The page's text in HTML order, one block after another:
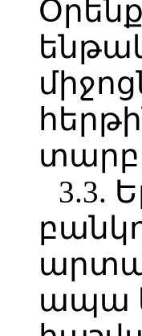
3.3.
ապա